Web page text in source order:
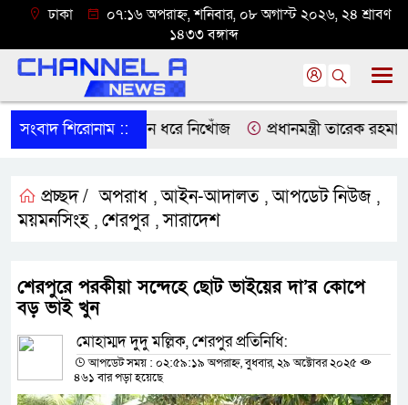
ঢাকা
০৭:১৬ অপরাহ্ন, শনিবার, ০৮ অগাস্ট ২০২৬, ২৪ শ্রাবণ
১৪৩৩ বঙ্গাব্দ
সংবাদ শিরোনাম ::
নজরুল ১৪ দিন ধরে নিখোঁজ প্রধানমন্ত্রী তারেক
প্রচ্ছদ / অপরাধ ,আইন-আদালত ,আপডেট নিউজ ,
ময়মনসিংহ , শেরপুর ,সারাদেশ
শেরপুরে পরকীয়া সন্দেহে ছোট ভাইয়ের দা’র কোপে
বড় ভাই খুন
মোহাম্মদ দুদু মল্লিক, শেরপুর প্রতিনিধি:
আপডেট সময় : ০২:৫৯:১৯ অপরাহ্ন, বুধবার, ২৯ অক্টোবর ২০২৫
৪৬১ বার পড়া হয়েছে